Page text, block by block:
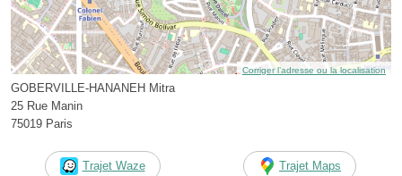
Corriger l’adresse ou la localisation
GOBERVILLE-HANANEH Mitra
25 Rue Manin
75019 Paris
Trajet Waze Trajet Maps